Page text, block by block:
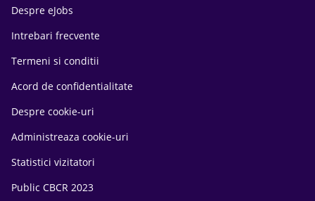
Despre eJobs
Intrebari frecvente
Termeni si conditii
Acord de confidentialitate
Despre cookie-uri
Administreaza cookie-uri
Statistici vizitatori
Public CBCR 2023